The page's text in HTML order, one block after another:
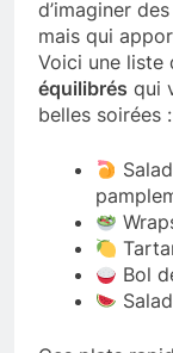
d’imaginer
mais qui
Voici une liste
équilibrés qui
belles soirées :
Bol